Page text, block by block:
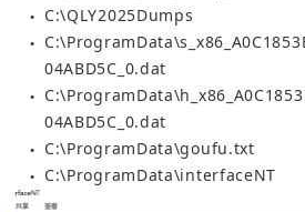
● C:\QLY2025Dumps
●
04ABD5C_0.dat
●
04ABD5C_0.dat
● C:\ProgramData\goufu.txt
● C:\ProgramData\interfaceNT